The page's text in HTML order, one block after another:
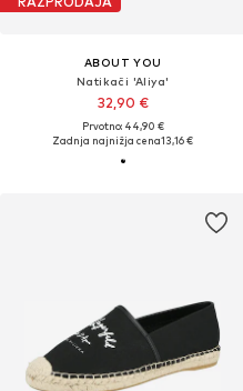
ABOUT YOU
Natikači 'Aliya'
32,90 €
Prvotno: 44,90 €
Zadnja najnižja cena13,16 €